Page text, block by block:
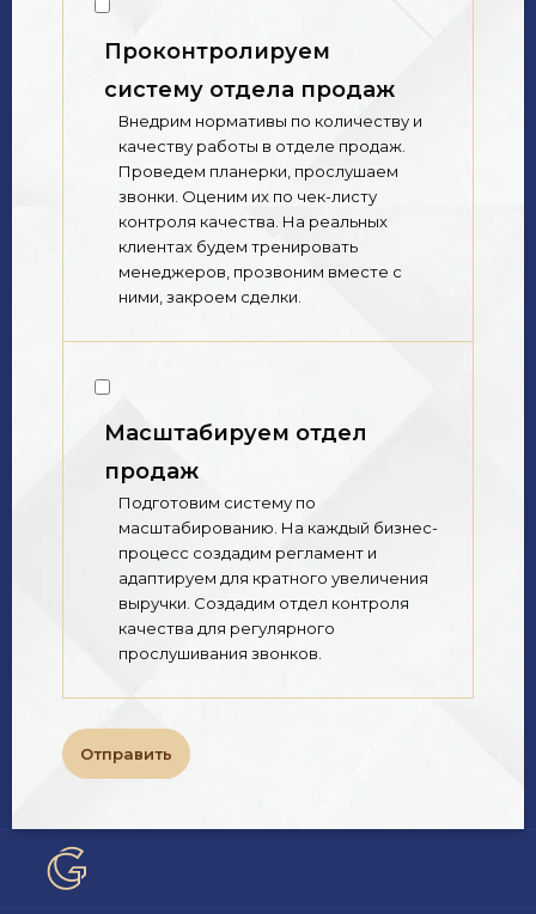
Проконтролируем
систему отдела продаж
Внедрим нормативы по количеству и
качеству работы в отделе продаж.
Проведем планерки, прослушаем
звонки. Оценим их по чек-листу
контроля качества. На реальных
клиентах будем тренировать
менеджеров, прозвоним вместе с
ними, закроем сделки.
Масштабируем отдел
продаж
Подготовим систему по
масштабированию. На каждый бизнес-
процесс создадим регламент и
адаптируем для кратного увеличения
выручки. Создадим отдел контроля
качества для регулярного
прослушивания звонков.